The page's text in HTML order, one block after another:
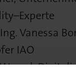
Vanessa
IAO